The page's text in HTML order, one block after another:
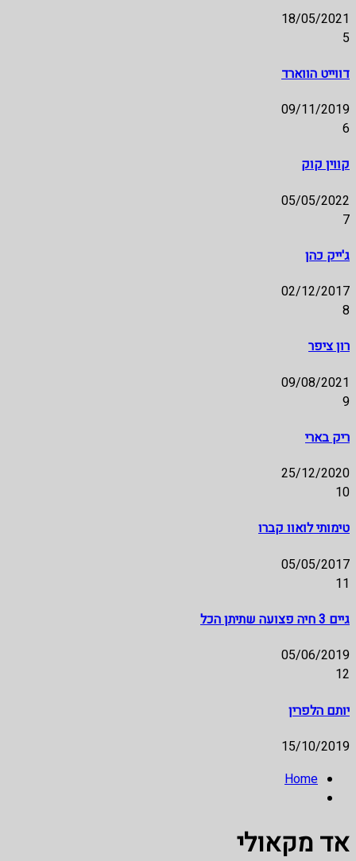
18/05/2021
5
דווייט הווארד
09/11/2019
6
קווין קוק
05/05/2022
7
ג'ייק כהן
02/12/2017
8
רון ציפר
09/08/2021
9
ריק בארי
25/12/2020
10
טימותי לואוו קברו
05/05/2017
11
גיים 3 חיה פצועה שתיתן הכל
05/06/2019
12
יותם הלפרין
15/10/2019
Home
אד מקאולי